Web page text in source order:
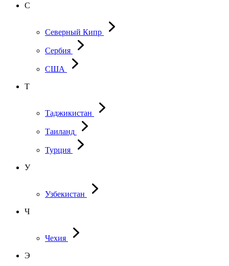
С
Северный Кипр
Сербия
США
Т
Таджикистан
Таиланд
Турция
У
Узбекистан
Ч
Чехия
Э